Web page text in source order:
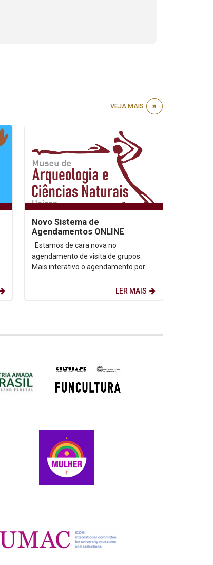
VEJA MAIS
Novo Sistema de
Agendamentos ONLINE
agendamento de visita de grupos.
Mais interativo o agendamento por
LER MAIS